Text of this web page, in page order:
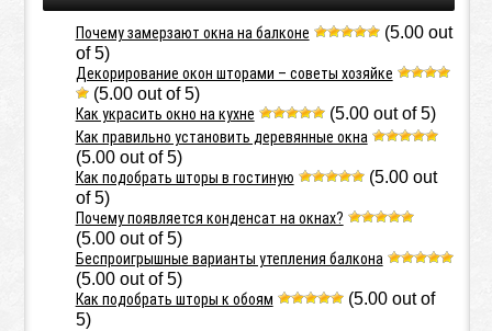
Почему замерзают окна на балконе
(5.00 out
of 5)
Декорирование окон шторами – советы хозяйке
(5.00 out of 5)
Как украсить окно на кухне (5.00 out of 5)
Как правильно установить деревянные окна
(5.00 out of 5)
Как подобрать шторы в гостиную
(5.00 out
of 5)
Почему появляется конденсат на окнах?
(5.00 out of 5)
Беспроигрышные варианты утепления балкона
(5.00 out of 5)
Как подобрать шторы к обоям
(5.00 out of
5)